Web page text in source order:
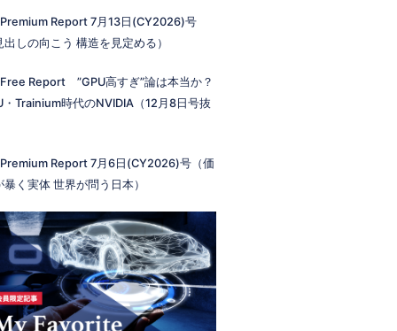
Report 7月13日(CY2026)号
出しの向こう 構造を見定める）
Report ”GPU高すぎ”論は本当か？
・Trainium時代のNVIDIA（12月8日号抜
Report 7月6日(CY2026)号（価
暴く実体 世界が問う日本）